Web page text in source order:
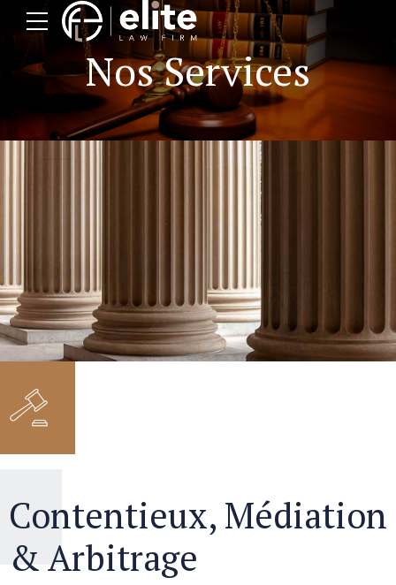
Nos Services
Contentieux, Médiation
& Arbitrage